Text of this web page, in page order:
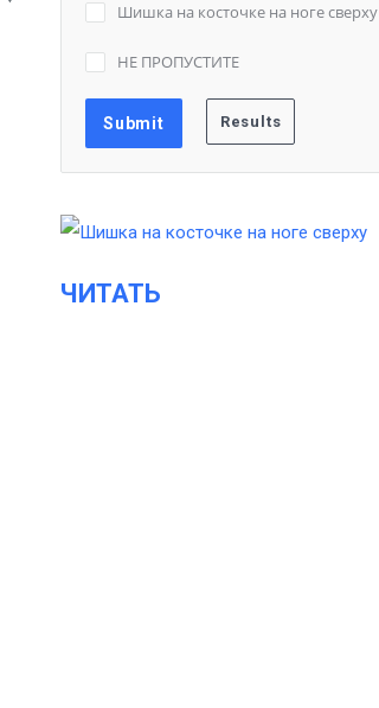
Шишка на косточке на ноге сверху
НЕ ПРОПУСТИТЕ
ЧИТАТЬ